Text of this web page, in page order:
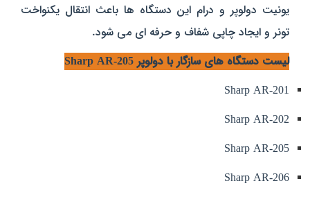
یونیت دولوپر و درام این دستگاه‌ ها باعث انتقال یکنواخت
تونر و ایجاد چاپی شفاف و حرفه‌ ای می‌ شود.
لیست دستگاه‌ های سازگار با دولوپر Sharp AR-205
Sharp AR-201
Sharp AR-202
Sharp AR-205
Sharp AR-206